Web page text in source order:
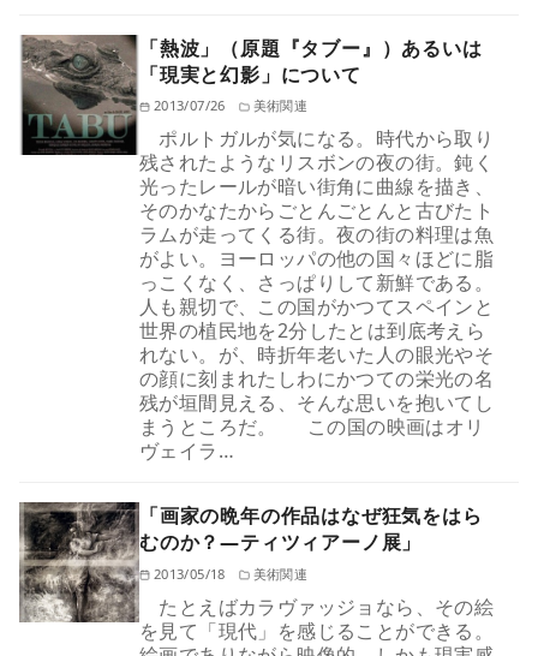
「熱波」（原題『タブー』）あるいは
「現実と幻影」について
2013/07/26 美術関連
ポルトガルが気になる。時代から取り
残されたようなリスボンの夜の街。鈍く
光ったレールが暗い街角に曲線を描き、
そのかなたからごとんごとんと古びたト
ラムが走ってくる街。夜の街の料理は魚
がよい。ヨーロッパの他の国々ほどに脂
っこくなく、さっぱりして新鮮である。
人も親切で、この国がかつてスペインと
世界の植民地を2分したとは到底考えら
れない。が、時折年老いた人の眼光やそ
の顔に刻まれたしわにかつての栄光の名
残が垣間見える、そんな思いを抱いてし
まうところだ。 この国の映画はオリ
ヴェイラ…
「画家の晩年の作品はなぜ狂気をはら
むのか？—ティツィアーノ展」
2013/05/18 美術関連
たとえばカラヴァッジョなら、その絵
を見て「現代」を感じることができる。